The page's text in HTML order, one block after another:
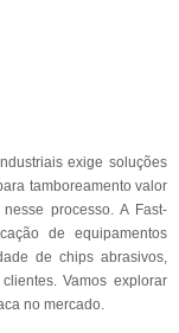
exige soluções
tamboreamento valor
processo. A Fast-
de equipamentos
de chips abrasivos,
Vamos explorar
no mercado.